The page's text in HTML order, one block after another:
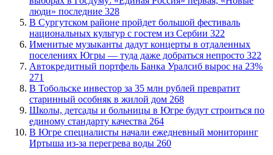
люди» последние 328
В Сургутском районе пройдет большой фестиваль
национальных культур с гостем из Сербии 322
Именитые музыканты дадут концерты в отдаленных
поселениях Югры — туда даже добраться непросто 322
​Автокредитный портфель Банка Уралсиб вырос на 23%
271
В Тобольске инвестор за 35 млн рублей превратит
старинный особняк в жилой дом 268
Школы, детсады и больницы в Югре будут строиться по
единому стандарту качества 264
В Югре специалисты начали ежедневный мониторинг
Иртыша из-за перегрева воды 260